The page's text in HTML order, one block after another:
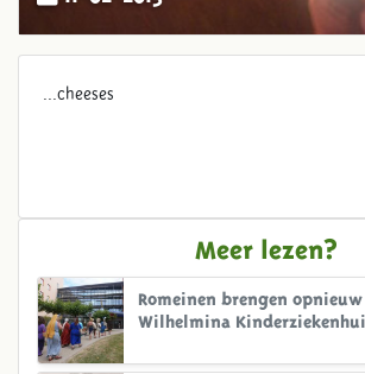
...cheeses
Meer lezen?
Romeinen brengen opnieuw
Wilhelmina